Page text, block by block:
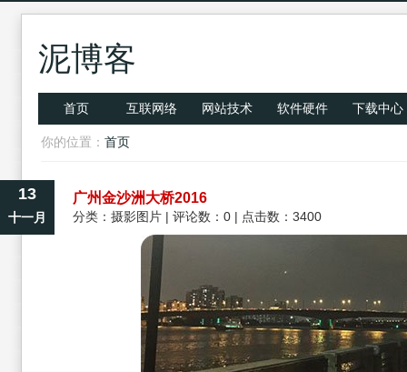
泥博客
首页 互联网络 网站技术 软件硬件 下载中心
你的位置： 首页
13
十一月
广州金沙洲大桥2016
分类： 摄影图片 | 评论数：0 | 点击数：3400